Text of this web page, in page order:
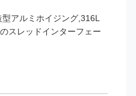
アルミホイジング,316L
スレッドインターフェー